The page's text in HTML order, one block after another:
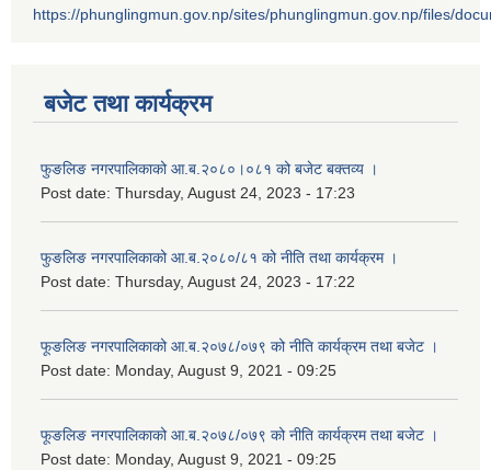
https://phunglingmun.gov.np/sites/phunglingmun.gov.np/files/
बजेट तथा कार्यक्रम
फुङलिङ नगरपालिकाको आ.ब.२०८०।०८१ को बजेट बक्तव्य ।
Post date: Thursday, August 24, 2023 - 17:23
फुङलिङ नगरपालिकाको आ.ब.२०८०/८१ को नीति तथा कार्यक्रम ।
Post date: Thursday, August 24, 2023 - 17:22
फूङलिङ नगरपालिकाको आ.ब.२०७८/०७९ को नीति कार्यक्रम तथा बजेट ।
Post date: Monday, August 9, 2021 - 09:25
फूङलिङ नगरपालिकाको आ.ब.२०७८/०७९ को नीति कार्यक्रम तथा बजेट ।
Post date: Monday, August 9, 2021 - 09:25